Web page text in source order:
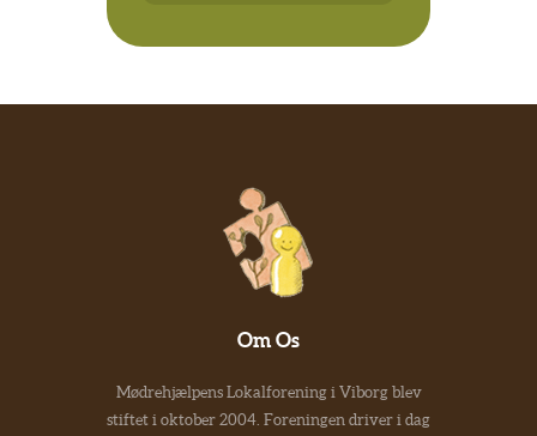
Om Os
Mødrehjælpens Lokalforening i Viborg blev
stiftet i oktober 2004. Foreningen driver i dag